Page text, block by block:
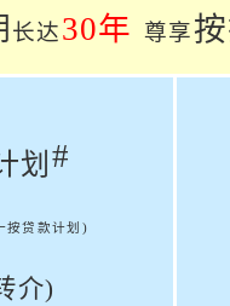
长达30年尊享
划 #
按贷款计划 )
介)